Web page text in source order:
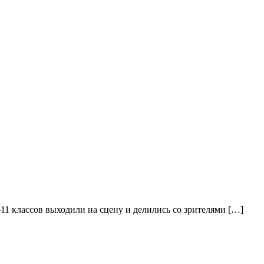
классов выходили на сцену и делились со зрителями […]